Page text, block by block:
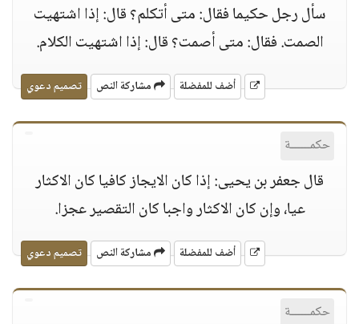
سأل رجل حكيما فقال: متى أتكلم؟ قال: إذا اشتهيت
الصمت. فقال: متى أصمت؟ قال: إذا اشتهيت الكلام.
أضف للمفضلة مشاركة النص تصميم دعوي
حكمــــــة
قال جعفر بن يحيى: إذا كان الايجاز كافيا كان الاكثار
عيا، وإن كان الاكثار واجبا كان التقصير عجزا.
أضف للمفضلة مشاركة النص تصميم دعوي
حكمــــــة